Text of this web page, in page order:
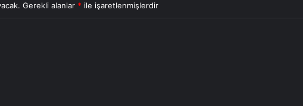
Gerekli alanlar * ile işaretlenmişlerdir